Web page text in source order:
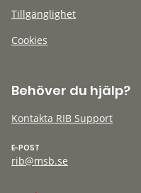
Tillgänglighet
Cookies
Behöver du hjälp?
Kontakta RIB Support
E-POST
rib@msb.se